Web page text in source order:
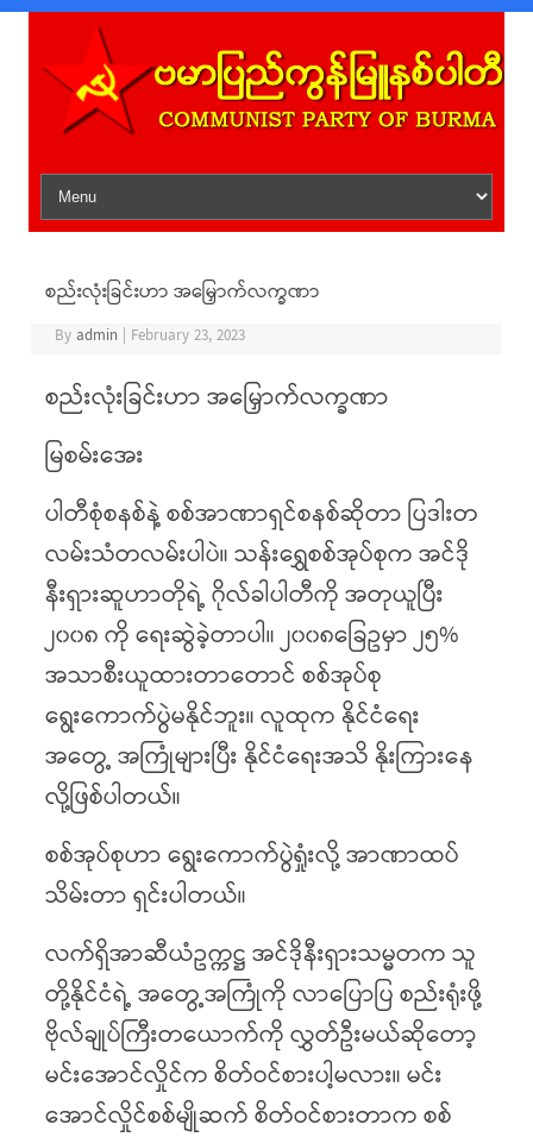
Skip to content
စည်းလုံးခြင်းဟာ အမြှောက်လက္ခဏာ
Byadmin February 23, 2023
စည်းလုံးခြင်းဟာ အမြှောက်လက္ခဏာ
မြစမ်းအေး
ပါတီစုံစနစ်နဲ့ စစ်အာဏာရှင်စနစ်ဆိုတာ ပြဒါးတ
လမ်းသံတလမ်းပါပဲ။ သန်းရွှေစစ်အုပ်စုက အင်ဒို
နီးရှားဆူဟာတိုရဲ့ ဂိုလ်ခါပါတီကိုအတုယူပြီး
၂၀၀၈ ကို ရေးဆွဲခဲ့တာပါ။ ၂၀၀၈ခြေဥမှာ ၂၅%
အသာစီးယူထားတာတောင် စစ်အုပ်စု
ရွေးကောက်ပွဲမနိုင်ဘူး။ လူထုက နိုင်ငံရေး
အတွေ့ အကြုံများပြီး နိုင်ငံရေးအသိ နိုးကြားနေ
လို့ဖြစ်ပါတယ်။
စစ်အုပ်စုဟာ ရွေးကောက်ပွဲရှုံးလို့ အာဏာထပ်
သိမ်းတာ ရှင်းပါတယ်။
လက်ရှိအာဆီယံဥက္ကဋ္ဌ အင်ဒိုနီးရှားသမ္မတက သူ
တို့နိုင်ငံရဲ့ အတွေ့အကြုံကို လာပြောပြ စည်းရုံးဖို့
ဗိုလ်ချုပ်ကြီးတယောက်ကို လွှတ်ဦးမယ်ဆိုတော့
မင်းအောင်လှိုင်က စိတ်ဝင်စားပါ့မလား။ မင်း
အောင်လှိုင်စစ်မျိုဆက် စိတ်ဝင်စားတာက စစ်